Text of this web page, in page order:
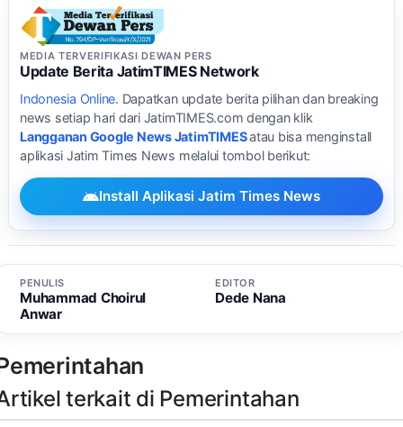
MEDIA TERVERIFIKASI DEWAN PERS
Update Berita JatimTIMES Network
Indonesia Online. Dapatkan update berita pilihan dan breaking
news setiap hari dari JatimTIMES.com dengan klik
Langganan Google News JatimTIMESatau bisa menginstall
aplikasi Jatim Times News melalui tombol berikut:
Install Aplikasi Jatim Times News
PENULIS
Muhammad Choirul
Anwar
EDITOR
Dede Nana
terkait di Pemerintahan